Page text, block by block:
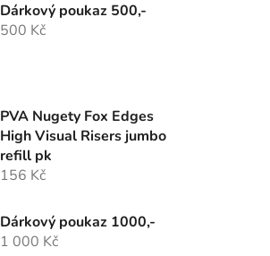
Dárkový poukaz 500,-
500 Kč
PVA Nugety Fox Edges
High Visual Risers jumbo
refill pk
156 Kč
Dárkový poukaz 1000,-
1 000 Kč